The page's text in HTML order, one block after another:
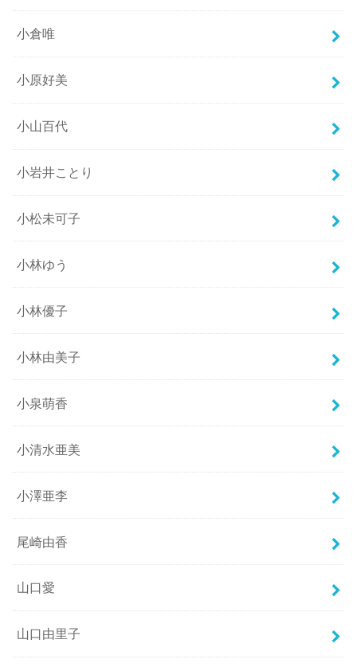
小倉唯
小原好美
小山百代
小岩井ことり
小松未可子
小林ゆう
小林優子
小林由美子
小泉萌香
小清水亜美
小澤亜李
尾崎由香
山口愛
山口由里子